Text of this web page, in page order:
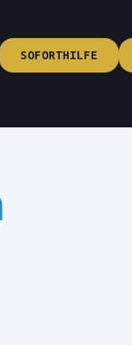
SOFORTHILFE